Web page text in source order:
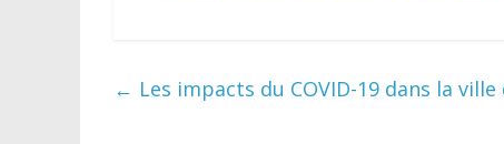
← Les impacts du COVID-19 dans la